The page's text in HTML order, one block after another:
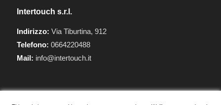
Intertouch s.r.l.
Indirizzo: Via Tiburtina, 912
Telefono: 0664220488
Mail: info@intertouch.it